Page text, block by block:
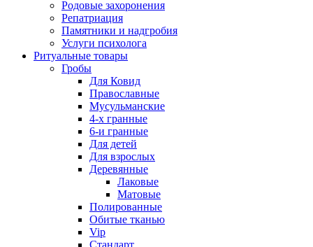
Родовые захоронения
Репатриация
Памятники и надгробия
Услуги психолога
Ритуальные товары
Гробы
Для Ковид
Православные
Мусульманские
4-х гранные
6-и гранные
Для детей
Для взрослых
Деревянные
Лаковые
Матовые
Полированные
Обитые тканью
Vip
Стандарт